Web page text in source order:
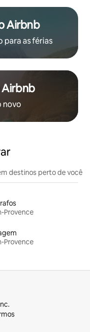
Airbnb
para as férias
Airbnb
novo
destinos perto de você
Provence
Provence